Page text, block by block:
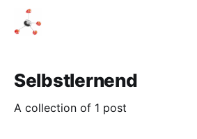
Selbstlernend
A collection of 1 post